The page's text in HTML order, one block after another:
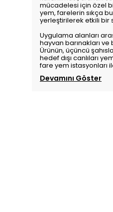
mücadelesi için özel
yem, farelerin sıkça
yerleştirilerek etkili bir
Uygulama alanları
hayvan barınakları
Ürünün, üçüncü
hedef dışı canlıları
fare yem istasyonları
Devamını Göster